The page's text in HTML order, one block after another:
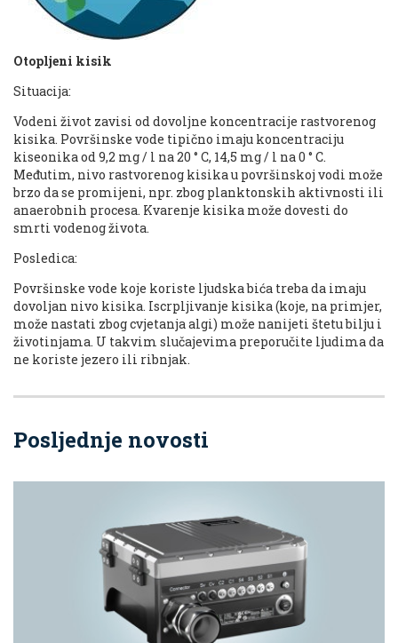
Otopljeni kisik
Situacija:
Vodeni život zavisi od dovoljne koncentracije rastvorenog
kisika. Površinske vode tipično imaju koncentraciju
kiseonika od 9,2 mg / l na 20 ° C, 14,5 mg / l na 0 ° C.
Međutim, nivo rastvorenog kisika u površinskoj vodi može
brzo da se promijeni, npr. zbog planktonskih aktivnosti ili
anaerobnih procesa. Kvarenje kisika može dovesti do
smrti vodenog života.
Posledica:
Površinske vode koje koriste ljudska bića treba da imaju
dovoljan nivo kisika. Iscrpljivanje kisika (koje, na primjer,
može nastati zbog cvjetanja algi) može nanijeti štetu bilju i
životinjama. U takvim slučajevima preporučite ljudima da
ne koriste jezero ili ribnjak.
Posljednje novosti